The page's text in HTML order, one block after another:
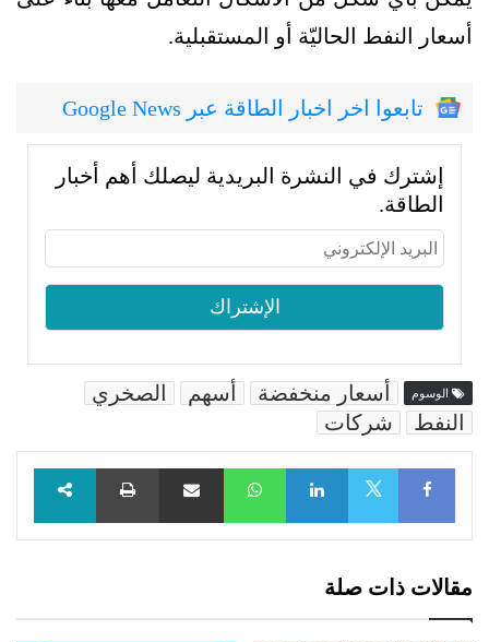
أسعار النفط الحاليّة أو المستقبلية.
تابعوا اخر اخبار الطاقة عبر Google News
إشترك في النشرة البريدية ليصلك أهم أخبار
الطاقة.
الوسوم أسعار منخفضة أسهم
الصخري
النفط
شركات
Facebook
LinkedIn
WhatsAppمشاركة عبر البريد طباعة
مقالات ذات صلة